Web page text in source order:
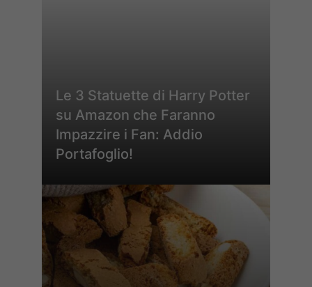
Le 3 Statuette di Harry Potter
su Amazon che Faranno
Impazzire i Fan: Addio
Portafoglio!